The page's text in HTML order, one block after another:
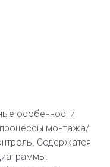
особенности
монтажа/
Содержатся